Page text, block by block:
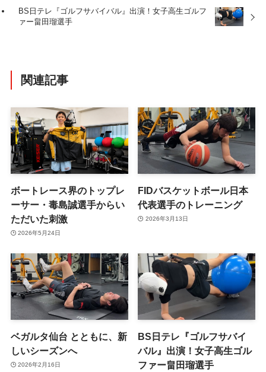
BS日テレ『ゴルフサバイバル』出演！女子高生ゴルフ
ァー畠田瑠選手
関連記事
ボートレース界のトップレ
ーサー・毒島誠選手からい
ただいた刺激
2026年5月24日
FIDバスケットボール日本
代表選手のトレーニング
2026年3月13日
ベガルタ仙台 とともに、新
しいシーズンへ
2026年2月16日
BS日テレ『ゴルフサバイ
バル』出演！女子高生ゴル
ファー畠田瑠選手